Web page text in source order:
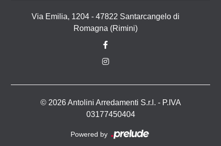
Via Emilia, 1204 - 47822 Santarcangelo di
Romagna (Rimini)
© 2026 Antolini Arredamenti S.r.l. - P.IVA
03177450404
Powered by